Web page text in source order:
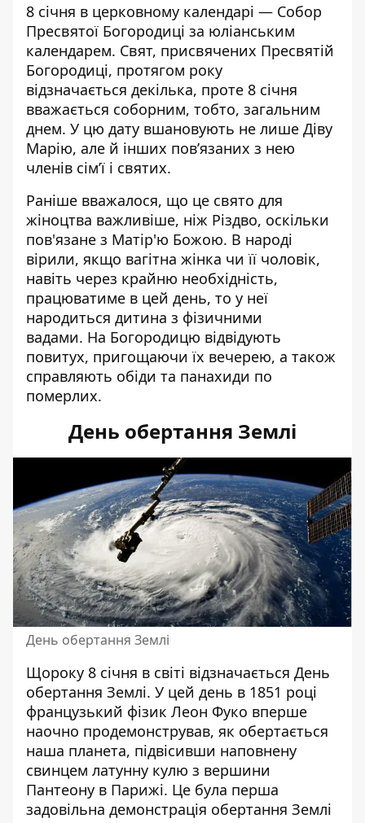
8 січня в церковному календарі — Собор
Пресвятої Богородиці за юліанським
календарем. Свят, присвячених Пресвятій
Богородиці, протягом року
відзначається декілька, проте 8 січня
вважається соборним, тобто, загальним
днем. У цю дату вшановують не лише Діву
Марію, але й інших пов’язаних з нею
членів сім’ї і святих.
Раніше вважалося, що це свято для
жіноцтва важливіше, ніж Різдво, оскільки
пов'язане з Матір'ю Божою. В народі
вірили, якщо вагітна жінка чи її чоловік,
навіть через крайню необхідність,
працюватиме в цей день, то у неї
народиться дитина з фізичними
вадами. На Богородицю відвідують
повитух, пригощаючи їх вечерею, а також
справляють обіди та панахиди по
померлих.
День обертання Землі
День обертання Землі
Щороку 8 січня в світі відзначається День
обертання Землі. У цей день в 1851 році
французький фізик Леон Фуко вперше
наочно продемонстрував, як обертається
наша планета, підвісивши наповнену
свинцем латунну кулю з вершини
Пантеону в Парижі. Це була перша
задовільна демонстрація обертання Землі